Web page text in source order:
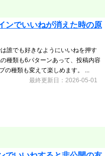
ンでいいねが消えた時の原
誰でも好きなようにいいねを押す
種類も6パターンあって、投稿内容
の種類も変えて楽しめます。 ...
最終更新日：2026-05-01